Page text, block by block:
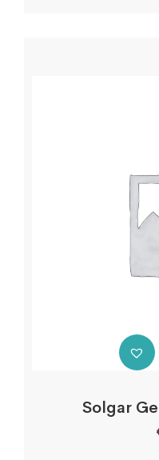
Solgar